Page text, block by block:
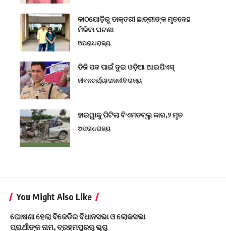
କାଠଯୋଡ଼ିରୁ ଡାକ୍ତରୀ ଛାତ୍ରୀଙ୍କ ମୃତଦେହ
ମିଳିବା ଘଟଣା
ଅପରାଧରାଜ୍ୟ
ଡିଜି ପଦ ପାଇଁ ଦୁଇ ଓଡ଼ିଆ ଆଇପିଏସ୍
ଜୀବନଚର୍ଯ୍ୟାରାଜନୀତିରାଜ୍ୟ
ହାଇୱାକୁ ପିଟିଲା ବିଏମଡବ୍ଲୁ କାର,୨ ମୃତ
ଅପରାଧରାଜ୍ୟ
You Might Also Like
ଘୋଷଣା ହେଲା ବିଜେଡିର ବିଧାନସଭା ଓ ଲୋକସଭା
ପ୍ରାର୍ଥୀଙ୍କ ନାମ, ବ୍ରହ୍ମପୁରରୁ ଭୃଗୁ